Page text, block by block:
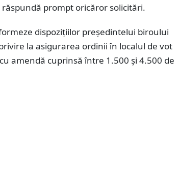
prompt oricăror solicitări.
dispoziţiilor preşedintelui biroului
la asigurarea ordinii în localul de vot
amendă cuprinsă între 1.500 și 4.500 de